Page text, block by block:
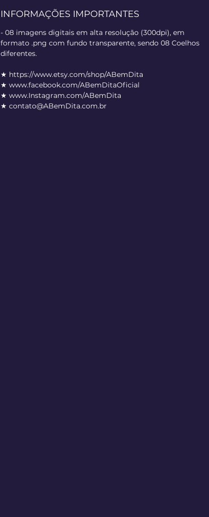
INFORMAÇÕES IMPORTANTES
- 08 imagens digitais em alta resolução (300dpi), em
formato .png com fundo transparente, sendo 08 Coelhos
diferentes.
★ https://www.etsy.com/shop/ABemDita
★ www.facebook.com/ABemDitaOficial
★ www.Instagram.com/ABemDita
★ contato@ABemDita.com.br